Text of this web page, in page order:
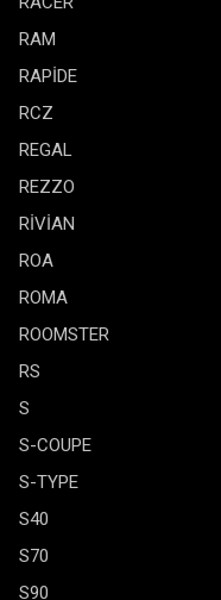
RAM
RAPİDE
RCZ
REGAL
REZZO
RİVİAN
ROA
ROMA
ROOMSTER
RS
S
S-COUPE
S-TYPE
S40
S70
S90